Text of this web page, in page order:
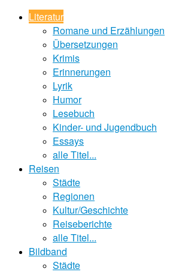
Literatur
Romane und Erzählungen
Übersetzungen
Krimis
Erinnerungen
Lyrik
Humor
Lesebuch
Kinder- und Jugendbuch
Essays
alle Titel...
Reisen
Städte
Regionen
Kultur/Geschichte
Reiseberichte
alle Titel...
Bildband
Städte